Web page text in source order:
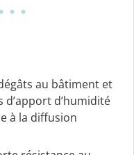
au bâtiment et
d’apport d’humidité
à la diffusion